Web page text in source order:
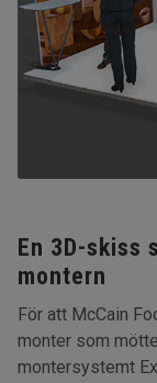
En 3D-skiss
montern
För att McCain
monter som
montersystemt